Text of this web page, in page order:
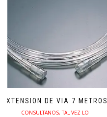
EXTENSION DE VIA 7 METROS
CONSULTANOS, TAL VEZ LO